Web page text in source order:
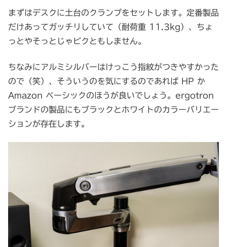
まずはデスクに土台のクランプをセットします。定番製品
だけあってガッチリしていて（耐荷重 11.3kg）、ちょ
っとやそっとじゃビクともしません。
ちなみにアルミシルバーはけっこう指紋がつきやすかった
ので（笑）、そういうのを気にするのであれば HP か
Amazon ベーシックのほうが良いでしょう。ergotron
ブランドの製品にもブラックとホワイトのカラーバリエー
ションが存在します。